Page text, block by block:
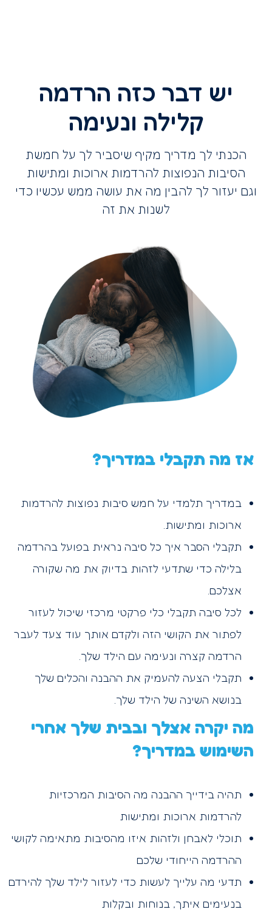
יש דבר כזה הרדמה
קלילה ונעימה
הכנתי לך מדריך מקיף שיסביר לך על חמשת
הסיבות הנפוצות להרדמות ארוכות ומתישות
וגם יעזור לך להבין מה את עושה ממש עכשיו כדי
לשנות את זה
אז מה תקבלי במדריך?
במדריך תלמדי על חמש סיבות נפוצות להרדמות
ארוכות ומתישות.
תקבלי הסבר איך כל סיבה נראית בפועל בהרדמה
בלילה כדי שתדעי לזהות בדיוק את מה שקורה
אצלכם.
לכל סיבה תקבלי כלי פרקטי מרכזי שיכול לעזור
לפתור את הקושי הזה ולקדם אותך עוד צעד לעבר
הרדמה קצרה ונעימה עם הילד שלך.
תקבלי הצעה להעמיק את ההבנה והכלים שלך
בנושא השינה של הילד שלך.
מה יקרה אצלך ובבית שלך אחרי
השימוש במדריך?
תהיה בידייך ההבנה מה הסיבות המרכזיות
להרדמות ארוכות ומתישות
תוכלי לאבחן ולזהות איזו מהסיבות מתאימה לקושי
ההרדמה הייחודי שלכם
תדעי מה עלייך לעשות כדי לעזור לילד שלך להירדם
בנעימים איתך, בנוחות ובקלות